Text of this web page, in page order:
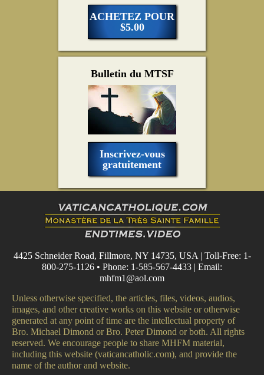
ACHETEZ POUR
$5.00
Bulletin du MTSF
Inscrivez-vous
gratuitement
4425 Schneider Road, Fillmore, NY 14735, USA | Toll-Free: 1-
800-275-1126 • Phone: 1-585-567-4433 | Email:
mhfm1@aol.com
Unless otherwise specified, the articles, files, videos, audios,
images, and other creative works on this website or otherwise
generated at any point of time are the intellectual property of
Bro. Michael Dimond or Bro. Peter Dimond or both. All rights
reserved. We encourage people to share MHFM material,
including this website (vaticancatholic.com), and provide the
name of the author and website.